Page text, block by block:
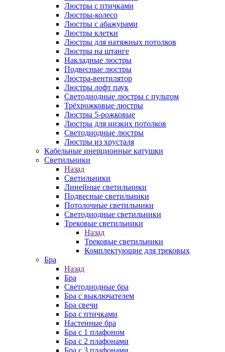
Люстры с птичками
Люстры-колесо
Люстры с абажурами
Люстры клетки
Люстры для натяжных потолков
Люстры на штанге
Накладные люстры
Подвесные люстры
Люстра-вентилятор
Люстры лофт паук
Светодиодные люстры с пультом
Трёхрожковые люстры
Люстры 5-рожковые
Люстры для низких потолков
Cветодиодные люстры
Люстры из хрусталя
Кабельные инерционные катушки
Светильники
Назад
Светильники
Линейные светильники
Подвесные светильники
Потолочные светильники
Светодиодные светильники
Трековые светильники
Назад
Трековые светильники
Комплектующие для трековых
Бра
Назад
Бра
Светодиодные бра
Бра с выключателем
Бра свечи
Бра с птичками
Настенные бра
Бра с 1 плафоном
Бра с 2 плафонами
Бра с 3 плафонами